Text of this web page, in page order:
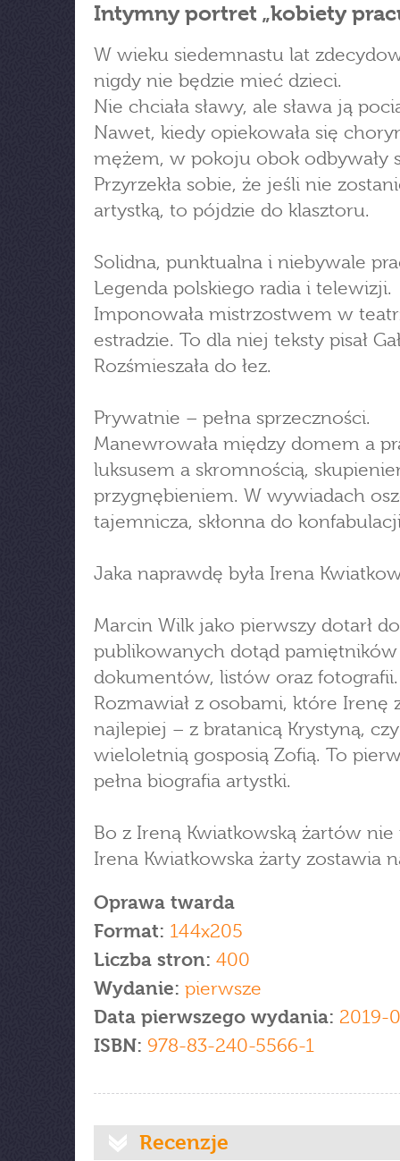
Intymny portret „kobiety
W wieku siedemnastu lat
nigdy nie będzie mieć dzieci.
Nie chciała sławy, ale sława ją
Nawet, kiedy opiekowała się
mężem, w pokoju obok odbywały
Przyrzekła sobie, że jeśli nie
artystką, to pójdzie do klasztoru.
Solidna, punktualna i niebywale
Legenda polskiego radia i telewizji.
Imponowała mistrzostwem w
estradzie. To dla niej teksty pisał
Rozśmieszała do łez.
Prywatnie – pełna sprzeczności.
Manewrowała między domem a
luksusem a skromnością,
przygnębieniem. W wywiadach
tajemnicza, skłonna do
Jaka naprawdę była Irena
Marcin Wilk jako pierwszy dotarł
publikowanych dotąd pamiętników
dokumentów, listów oraz fotografii.
Rozmawiał z osobami, które Irenę
najlepiej – z bratanicą Krystyną,
wieloletnią gosposią Zofią. To
pełna biografia artystki.
Bo z Ireną Kwiatkowską żartów nie
Irena Kwiatkowska żarty zostawia
Oprawa twarda
Format: 144x205
Liczba stron: 400
Wydanie: pierwsze
Data pierwszego wydania: 2019-
ISBN: 978-83-240-5566-1
Recenzje